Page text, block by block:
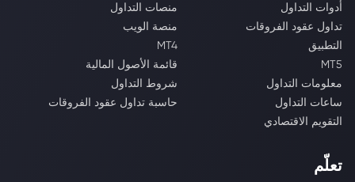
أدوات التداول
منصات التداول
تداول عقود الفروقات
منصة الويب
التطبيق
MT4
MT5
قائمة الأصول المالية
معلومات التداول
شروط التداول
ساعات التداول
حاسبة تداول عقود الفروقات
التقويم الاقتصادي
تعلّم